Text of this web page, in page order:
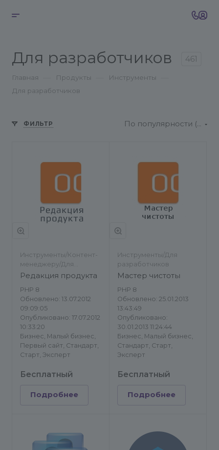
Для разработчиков 461
Главная Продукты Инструменты
Для разработчиков
ФИЛЬТР По популярности (возрастание)
Инструменты/Контент-
менеджеру/Для
разработчиков
Редакция продукта
PHP 8
Обновлено: 13.07.2012
09:09:05
Опубликовано: 17.07.2012
10:33:20
Бизнес, Малый бизнес,
Первый сайт, Стандарт,
Старт, Эксперт
Бесплатный
Подробнее
Инструменты/Для
разработчиков
Мастер чистоты
PHP 8
Обновлено: 25.01.2013
13:43:49
Опубликовано:
30.01.2013 11:24:44
Бизнес, Малый бизнес,
Стандарт, Старт,
Эксперт
Бесплатный
Подробнее